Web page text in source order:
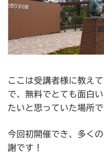
ここは受講者様に教え
で、無料でとても面白
たいと思っていた場所で
今回初開催でき、多く
謝です！